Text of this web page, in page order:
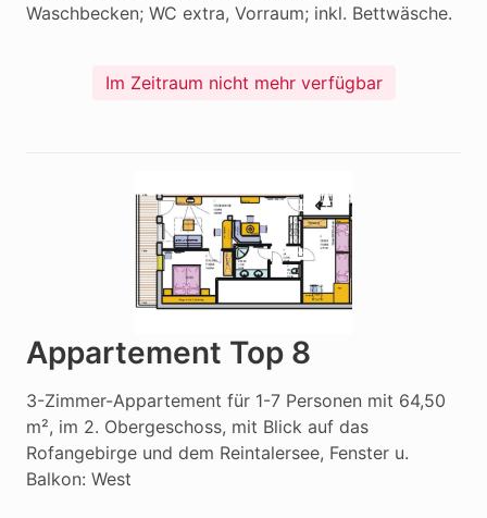
Waschbecken; WC extra, Vorraum; inkl. Bettwäsche.
Im Zeitraum nicht mehr verfügbar
Appartement Top 8
3-Zimmer-Appartement für 1-7 Personen mit 64,50
m², im 2. Obergeschoss, mit Blick auf das
Rofangebirge und dem Reintalersee, Fenster u.
Balkon: West